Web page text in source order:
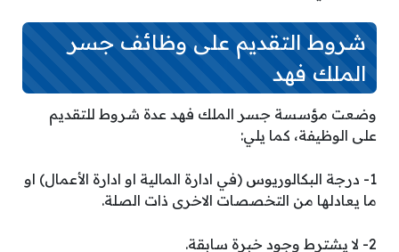
شروط التقديم على وظائف جسر
الملك فهد
وضعت مؤسسة جسر الملك فهد عدة شروط للتقديم
على الوظيفة، كما يلي:
1- درجة البكالوريوس (في ادارة المالية او ادارة الأعمال) او
ما يعادلها من التخصصات الاخرى ذات الصلة.
2- لا يشترط وجود خبرة سابقة.